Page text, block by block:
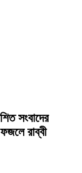
সংবাদের
রাব্বী